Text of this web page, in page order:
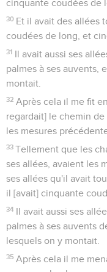
cinquante coudées de
30 Et il avait des allées
coudées de long, et
31 Il avait aussi ses
palmes à ses auvents,
montait.
32 Après cela il me fit
regardait] le chemin
les mesures
33 Tellement que les
ses allées, avaient les
ses allées qu'il avait
il [avait] cinquante
34 Il avait aussi ses
palmes à ses auvents
lesquels on y montait.
35 Après cela il me